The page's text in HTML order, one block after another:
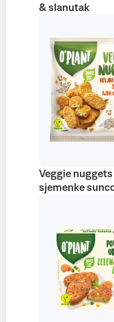
& slanutak
Veggie
sjemenke